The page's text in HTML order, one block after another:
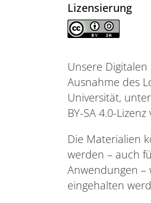
Lizensierung
Unsere
Ausnahme des
Universität,
BY-SA 4.0-
Die Materialien
werden – auch
Anwendungen –
eingehalten